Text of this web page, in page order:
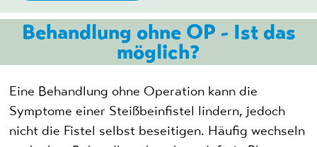
Behandlung ohne OP - Ist das
möglich?
Eine Behandlung ohne Operation kann die
Symptome einer Steißbeinfistel lindern, jedoch
nicht die Fistel selbst beseitigen. Häufig wechseln